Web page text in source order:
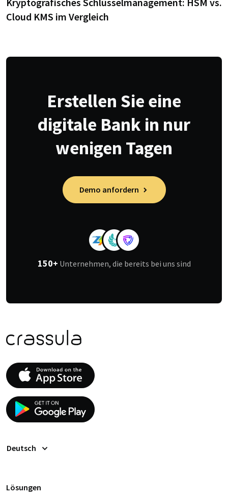
Cloud KMS im Vergleich
Erstellen Sie eine
digitale Bank in nur
wenigen Tagen
Demo anfordern
150+ Unternehmen, die bereits bei uns sind
Deutsch
Lösungen